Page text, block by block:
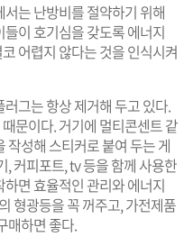
는 난방비를 절약하기 위해
이 호기심을 갖도록 에너지
어렵지 않다는 것을 인식시켜
그는 항상 제거해 두고 있다.
문이다. 거기에 멀티콘센트 같
작성해 스티커로 붙여 두는 게
, 커피포트, tv 등을 함께 사용한
면 효율적인 관리와 에너지
형광등을 꼭 꺼주고, 가전제품
매하면 좋다.